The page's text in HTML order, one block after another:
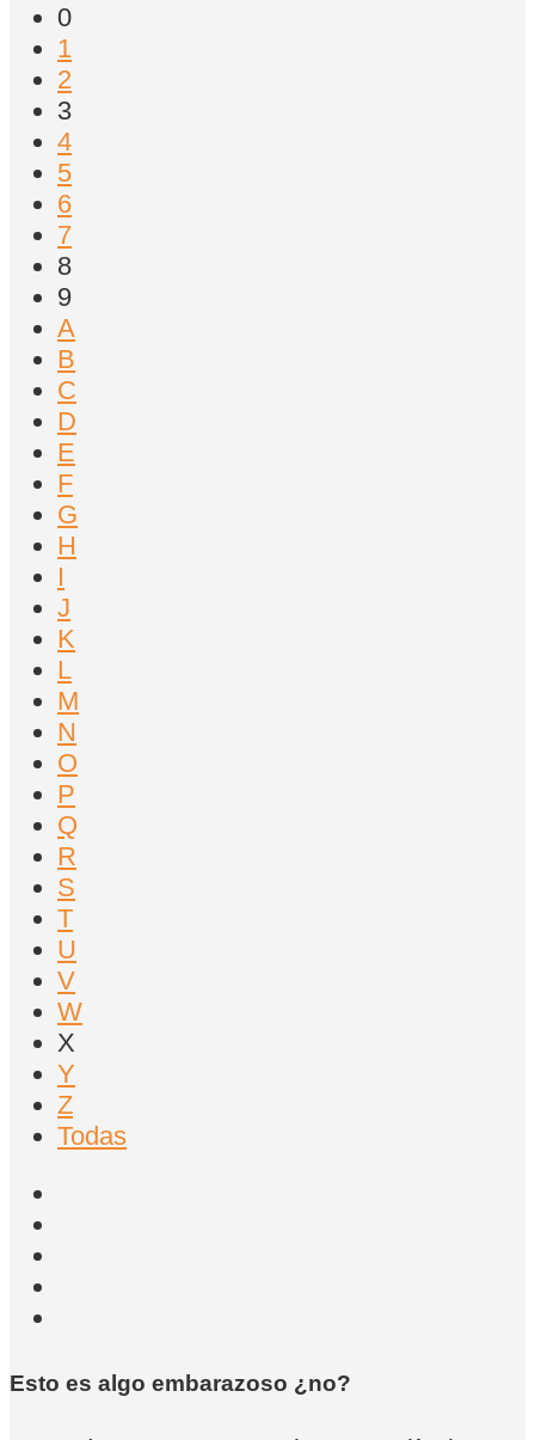
0
1
2
3
4
5
6
7
8
9
A
B
C
D
E
F
G
H
I
J
K
L
M
N
O
P
Q
R
S
T
U
V
W
X
Y
Z
Todas
Esto es algo embarazoso ¿no?